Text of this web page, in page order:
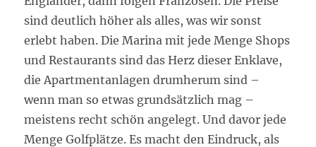
sind deutlich höher als alles, was wir sonst
erlebt haben. Die Marina mit jede Menge Shops
und Restaurants sind das Herz dieser Enklave,
die Apartmentanlagen drumherum sind –
wenn man so etwas grundsätzlich mag –
meistens recht schön angelegt. Und davor jede
Menge Golfplätze. Es macht den Eindruck, als